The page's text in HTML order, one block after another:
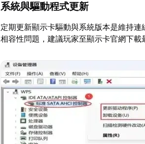
系統與驅動程式更新
定期更新顯示卡驅動與系統版本是維持
相容性問題，建議玩家至顯示卡官網下